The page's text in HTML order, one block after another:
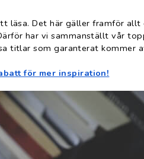
Det här gäller framför allt
har vi sammanställt vår
titlar som garanterat kommer
för mer inspiration!